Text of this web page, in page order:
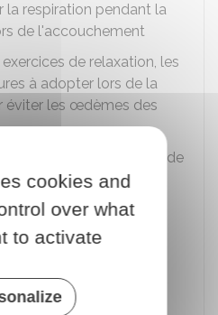
la respiration pendant la
de l'accouchement
de relaxation, les
à adopter lors de la
éviter les œdèmes des
rôle de chaque membre de
et le déroulement de
à apporter à votre
à la maison avec
cookies and
over what
to activate